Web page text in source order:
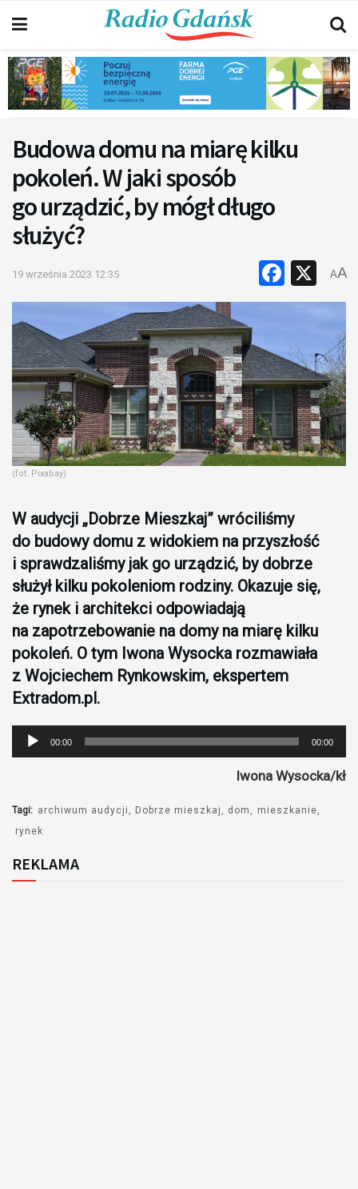
Budowa domu na miarę kilku
pokoleń. W jaki sposób
go urządzić, by mógł długo
służyć?
19 września 2023 12:35 X
AA
(fot. Pixabay)
W audycji „Dobrze Mieszkaj” wróciliśmy
do budowy domu z widokiem na przyszłość
i sprawdzaliśmy jak go urządzić, by dobrze
służył kilku pokoleniom rodziny. Okazuje się,
że rynek i architekci odpowiadają
na zapotrzebowanie na domy na miarę kilku
pokoleń. O tym Iwona Wysocka rozmawiała
z Wojciechem Rynkowskim, ekspertem
Extradom.pl.
Odtwarzacz
plików
00:00 00:00
Iwona Wysocka/kł
Tagi: archiwum audycji Dobrze mieszkaj dom
mieszkanie
rynek
REKLAMA